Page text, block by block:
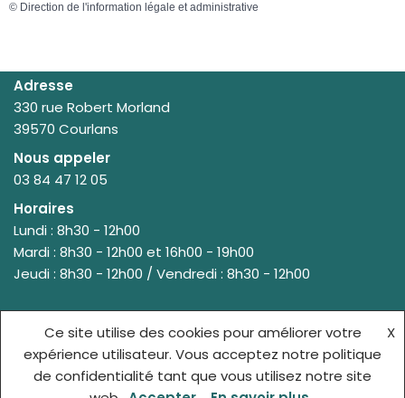
© Direction de l'information légale et administrative
Adresse
330 rue Robert Morland
39570 Courlans
Nous appeler
03 84 47 12 05
Horaires
Lundi : 8h30 - 12h00
Mardi : 8h30 - 12h00 et 16h00 - 19h00
Jeudi : 8h30 - 12h00 / Vendredi : 8h30 - 12h00
© {site_title} {current_year}
ACCUEIL
MENTIONS LÉGALES
Ce site utilise des cookies pour améliorer votre
expérience utilisateur. Vous acceptez notre politique
de confidentialité tant que vous utilisez notre site
X